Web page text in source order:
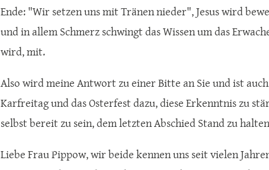
Ende: "Wir setzen uns mit Tränen nieder", Jesus wird
und in allem Schmerz schwingt das Wissen um das
wird, mit.
Also wird meine Antwort zu einer Bitte an Sie und ist
Karfreitag und das Osterfest dazu, diese Erkenntnis zu
selbst bereit zu sein, dem letzten Abschied Stand zu
Liebe Frau Pippow, wir beide kennen uns seit vielen